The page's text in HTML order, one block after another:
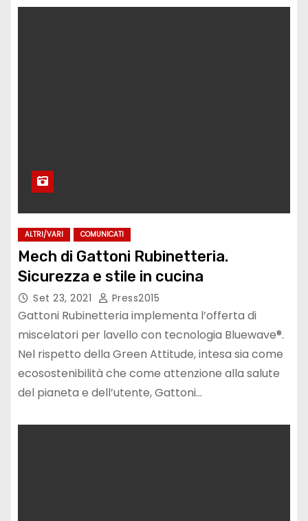
ALTRI/VARI COMUNICATI
Mech di Gattoni Rubinetteria.
Sicurezza e stile in cucina
Set 23, 2021 Press2015
Gattoni Rubinetteria implementa l’offerta di
miscelatori per lavello con tecnologia Bluewave®.
Nel rispetto della Green Attitude, intesa sia come
ecosostenibilità che come attenzione alla salute
del pianeta e dell’utente, Gattoni…